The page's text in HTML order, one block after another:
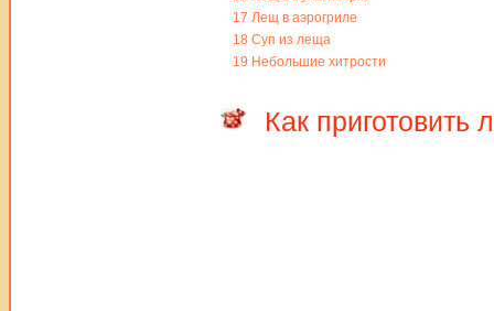
17 Лещ в аэрогриле
18 Суп из леща
19 Небольшие хитрости
Как приготовить